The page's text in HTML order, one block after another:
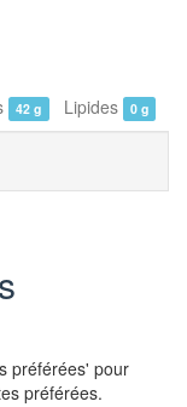
42 g Lipides 0 g
préférées' pour
préférées.